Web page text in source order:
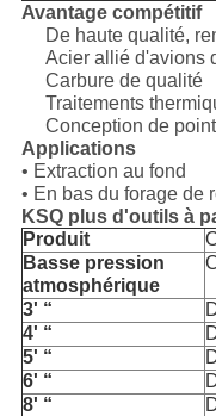
Avantage compétitif
De haute qualité,
Acier allié d'avions
Carbure de qualité
Traitements
Conception de
Applications
• Extraction au fond
• En bas du forage de
KSQ plus d'outils à
Produit
Basse pression
atmosphérique
3' “
4' “
5' “
6' “
8' “